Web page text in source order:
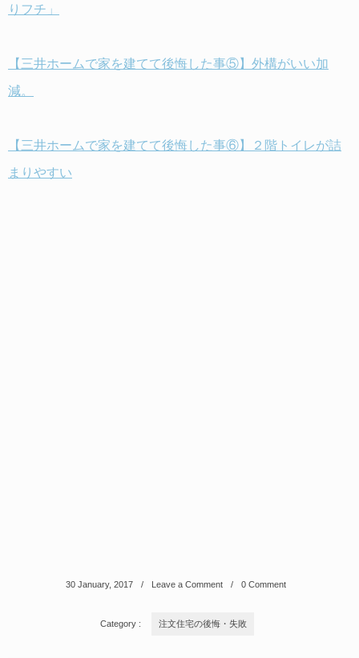
りフチ」
【三井ホームで家を建てて後悔した事⑤】外構がいい加
減。
【三井ホームで家を建てて後悔した事⑥】２階トイレが詰
まりやすい
30 January, 2017 Leave a Comment 0 Comment
Category : 注文住宅の後悔・失敗